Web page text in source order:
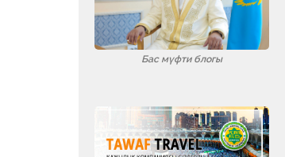
Бас мүфти блогы